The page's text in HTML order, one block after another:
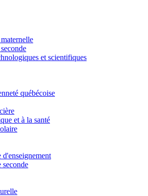
et scientifiques
québécoise
et à la santé
d'enseignement
seconde